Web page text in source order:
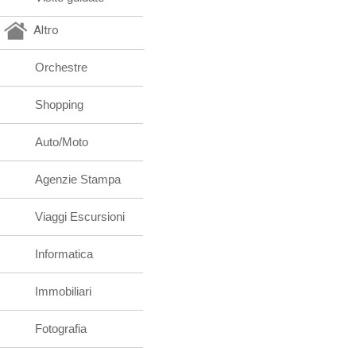
Altro
Orchestre
Shopping
Auto/Moto
Agenzie Stampa
Viaggi Escursioni
Informatica
Immobiliari
Fotografia